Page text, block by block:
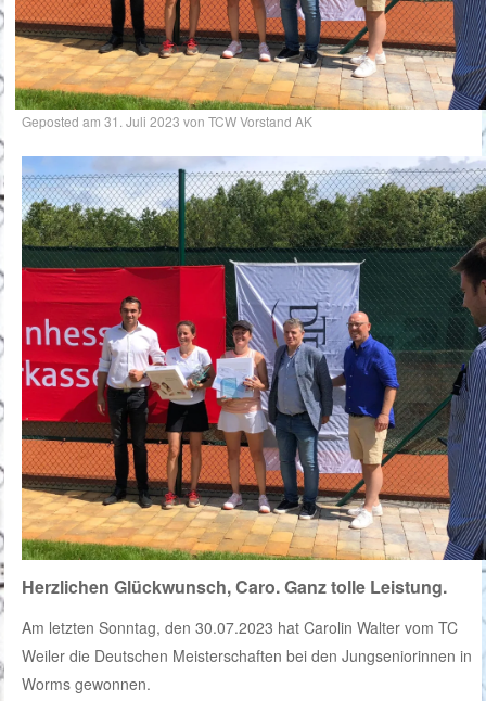
Geposted am31. Juli 2023 vonTCW Vorstand AK
Herzlichen Glückwunsch, Caro. Ganz tolle Leistung.
Am letzten Sonntag, den 30.07.2023 hat Carolin Walter vom TC
Weiler die Deutschen Meisterschaften bei den Jungseniorinnen in
Worms gewonnen.